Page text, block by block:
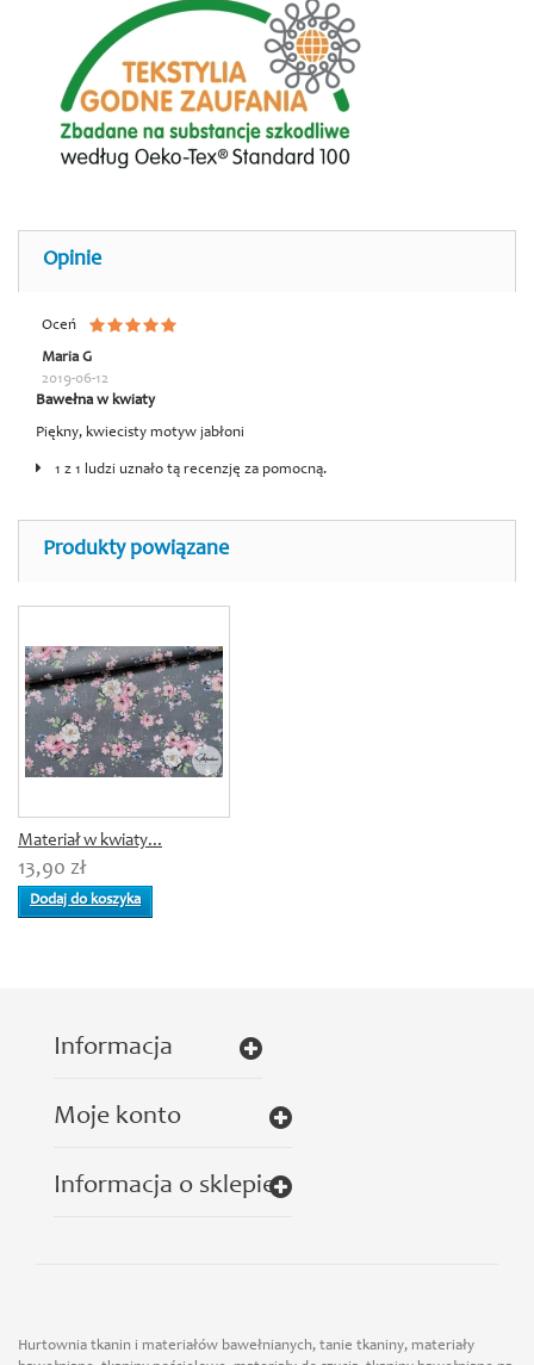
Opinie
Oceń
Maria G
2019-06-12
Bawełna w kwiaty
Piękny, kwiecisty motyw jabłoni
1 z 1 ludzi uznało tą recenzję za pomocną.
Produkty powiązane
Materiał w kwiaty...
13,90 zł
Dodaj do koszyka
Informacja
Moje konto
Informacja o sklepie
Hurtownia tkanin i materiałów bawełnianych, tanie tkaniny, materiały